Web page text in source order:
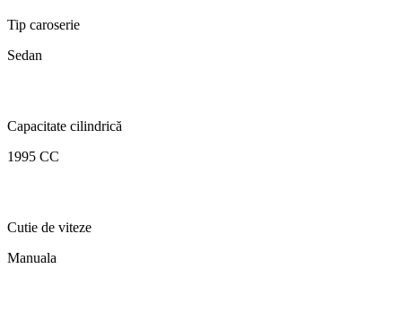
Tip caroserie
Sedan
Capacitate cilindrică
1995 CC
Cutie de viteze
Manuala